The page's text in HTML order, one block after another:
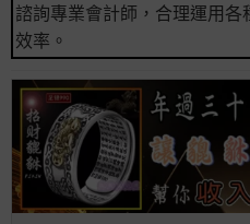
諮詢專業會計師，合理運用
效率。